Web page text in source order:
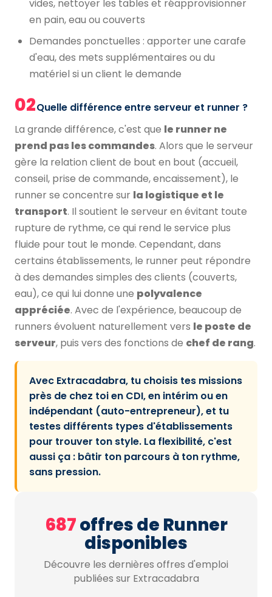
vides, nettoyer les tables et réapprovisionner
en pain, eau ou couverts
Demandes ponctuelles : apporter une carafe
d'eau, des mets supplémentaires ou du
matériel si un client le demande
02Quelle différence entre serveur et runner ?
La grande différence, c'est que le runner ne
prend pas les commandes. Alors que le serveur
gère la relation client de bout en bout (accueil,
conseil, prise de commande, encaissement), le
runner se concentre sur la logistique et le
transport. Il soutient le serveur en évitant toute
rupture de rythme, ce qui rend le service plus
fluide pour tout le monde. Cependant, dans
certains établissements, le runner peut répondre
à des demandes simples des clients (couverts,
eau), ce qui lui donne une polyvalence
appréciée. Avec de l'expérience, beaucoup de
runners évoluent naturellement vers le poste de
serveur, puis vers des fonctions de chef de rang.
Avec Extracadabra, tu choisis tes missions
près de chez toi en CDI, en intérim ou en
indépendant (auto-entrepreneur), et tu
testes différents types d'établissements
pour trouver ton style. La flexibilité, c'est
aussi ça : bâtir ton parcours à ton rythme,
sans pression.
687offres de Runner
disponibles
Découvre les dernières offres d'emploi
publiées sur Extracadabra